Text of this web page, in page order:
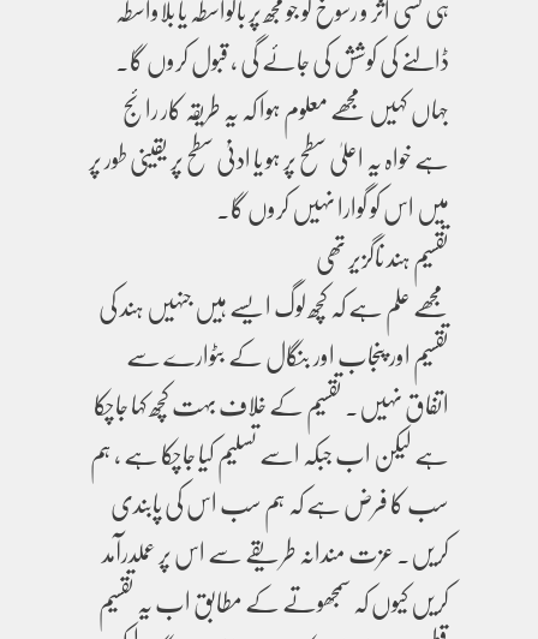
ڈالنے کی کوشش کی جائے گی ، قبول کروں گا۔
جہاں کہیں مجھے معلوم ہوا کہ یہ طریقہ کار رائج
ہے خواہ یہ اعلیٰ سطح پر ہو یا ادنیٰ سطح پر یقینی طور پر
میں اس کو گوارا نہیں کروں گا۔
تقسیم ہند ناگزیر تھی
مجھے علم ہے کہ کچھ لوگ ایسے ہیں جنہیں ہند کی
تقسیم اور پنجاب اور بنگال کے بٹوارے سے
اتفاق نہیں۔ تقسیم کے خلاف بہت کچھ کہا جاچکا
ہے لیکن اب جبکہ اسے تسلیم کیا جاچکا ہے ، ہم
سب کا فرض ہے کہ ہم سب اس کی پابندی
کریں۔ عزت مندانہ طریقے سے اس پر عملدرآمد
کریں کیوں کہ سمجھوتے کے مطابق اب یہ تقسیم